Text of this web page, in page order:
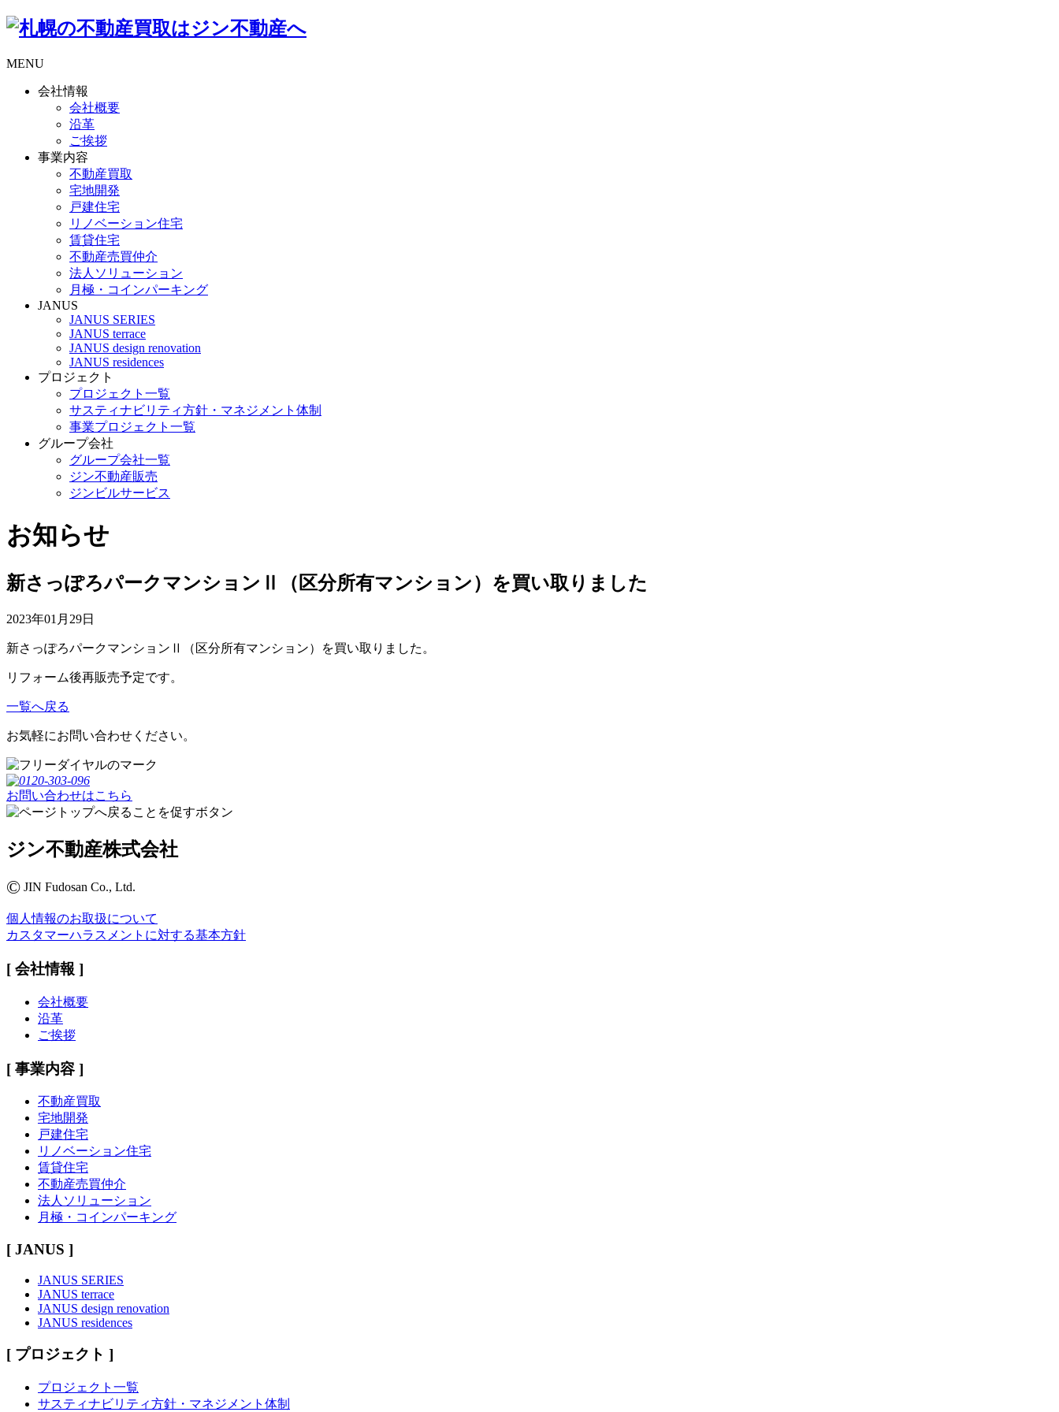
MENU
会社情報
会社概要
沿革
ご挨拶
事業内容
不動産買取
宅地開発
戸建住宅
リノベーション住宅
賃貸住宅
不動産売買仲介
法人ソリューション
月極・コインパーキング
JANUS
JANUS SERIES
JANUS terrace
JANUS design renovation
JANUS residences
プロジェクト
プロジェクト一覧
サスティナビリティ方針・マネジメント体制
事業プロジェクト一覧
グループ会社
グループ会社一覧
ジン不動産販売
ジンビルサービス
お知らせ
新さっぽろパークマンションⅡ（区分所有マンション）を買い取りました
2023年01月29日
新さっぽろパークマンションⅡ（区分所有マンション）を買い取りました。
リフォーム後再販売予定です。
一覧へ戻る
お気軽にお問い合わせください。
お問い合わせはこちら
ジン不動産株式会社
© JIN Fudosan Co., Ltd.
個人情報のお取扱について
カスタマーハラスメントに対する基本方針
[ 会社情報 ]
会社概要
沿革
ご挨拶
[ 事業内容 ]
不動産買取
宅地開発
戸建住宅
リノベーション住宅
賃貸住宅
不動産売買仲介
法人ソリューション
月極・コインパーキング
[ JANUS ]
JANUS SERIES
JANUS terrace
JANUS design renovation
JANUS residences
[ プロジェクト ]
プロジェクト一覧
サスティナビリティ方針・マネジメント体制